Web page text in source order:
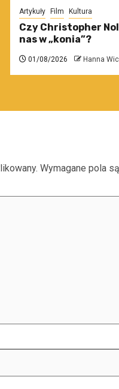
Artykuły Film Kultura
Czy Christopher
nas w „konia”?
01/08/2026 Hanna
Wymagane pola